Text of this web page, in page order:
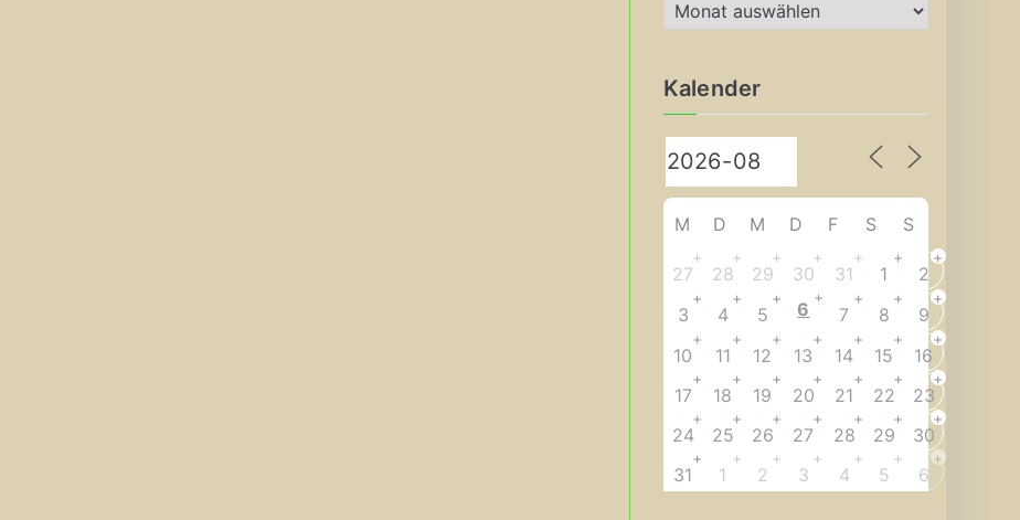
r
h
v
Kalender
M D M D F S S
27
+
28
+
29
+
30
+
31
+
1
+
2
+
3
+
4
+
5
+
6
+
7
+
8
+
9
+
10
+
11
+
12
+
13
+
14
+
15
+
16
+
17
+
18
+
19
+
20
+
21
+
22
+
23
+
24
+
25
+
26
+
27
+
28
+
29
+
30
+
31
+
1
+
2
+
3
+
4
+
5
+
6
+